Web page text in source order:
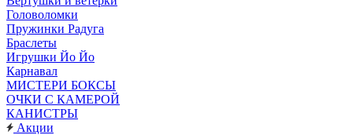
Головоломки
Пружинки Радуга
Браслеты
Игрушки Йо Йо
Карнавал
МИСТЕРИ БОКСЫ
ОЧКИ С КАМЕРОЙ
КАНИСТРЫ
Акции